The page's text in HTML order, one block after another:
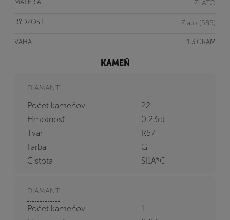
MATERIÁL: ZLATO
RÝDZOSŤ: Zlato (585)
VÁHA: 1.3 GRAM
KAMEŇ
DIAMANT
Počet kameňov
22
Hmotnosť
0,23ct
Tvar
R57
Farba
G
Čistota
SI1A*G
DIAMANT
Počet kameňov
1